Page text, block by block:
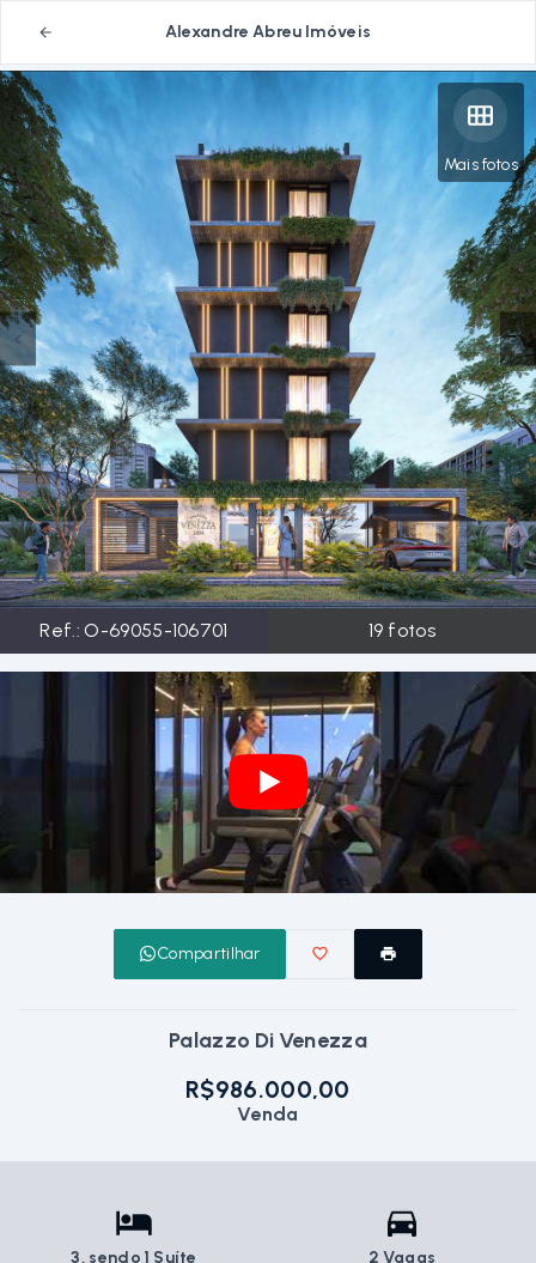
Alexandre Abreu Imóveis
Mais fotos
Ref.:O-69055-106701 19 fotos
Compartilhar
Palazzo Di Venezza
R$986.000,00
Venda
3, sendo 1 Suíte 2 Vagas